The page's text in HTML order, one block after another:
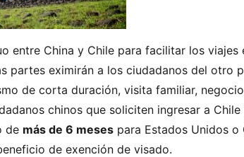
entre China y Chile para facilitar los viajes
partes eximirán a los ciudadanos del otro
de corta duración, visita familiar,
chinos que soliciten ingresar a
de más de 6 meses para Estados Unidos
de exención de visado.